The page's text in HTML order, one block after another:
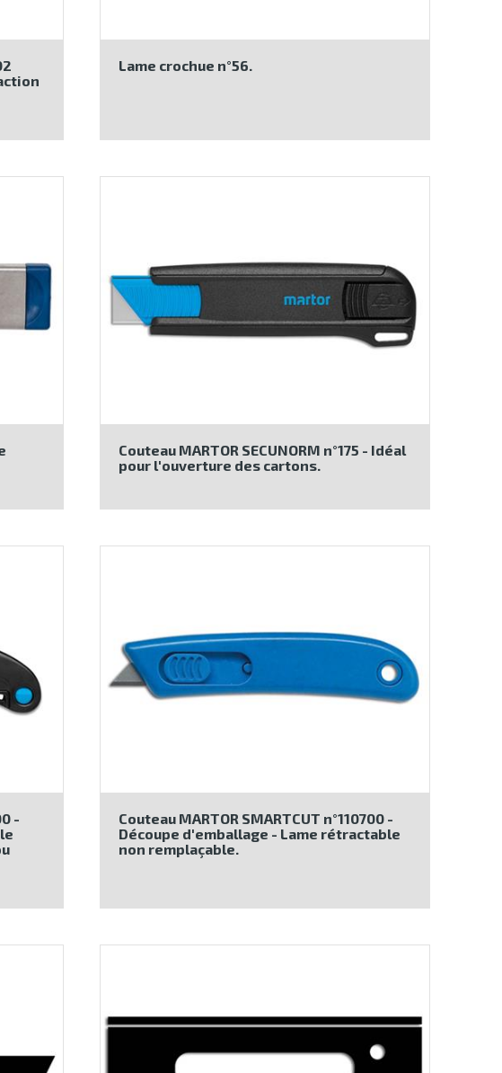
Lame crochue n°56.
Couteau MARTOR SECUNORM n°175 - Idéal
pour l'ouverture des cartons.
-
Couteau MARTOR SMARTCUT n°110700 -
Découpe d'emballage - Lame rétractable
non remplaçable.